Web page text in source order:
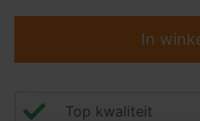
In
Top kwaliteit